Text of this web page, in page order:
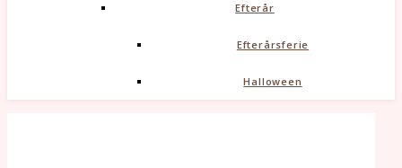
Efterår
Efterårsferie
Halloween